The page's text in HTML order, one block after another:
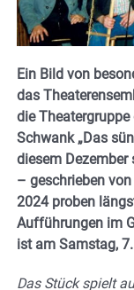
Ein Bild von
das
die Theatergruppe
Schwank „Das
diesem
– geschrieben
2024 proben
Aufführungen im
ist am Samstag,
Das Stück spielt